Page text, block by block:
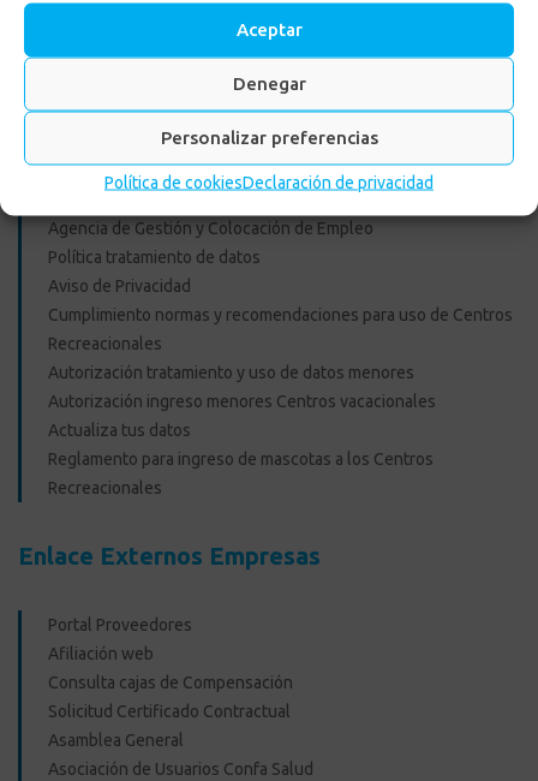
Aceptar
Denegar
Personalizar preferencias
Política de cookiesDeclaración de privacidad
Enlaces Externos Personas
PQRSF: tu opinión es importante
Asopagos
Agencia de Gestión y Colocación de Empleo
Política tratamiento de datos
Aviso de Privacidad
Cumplimiento normas y recomendaciones para uso de Centros
Recreacionales
Autorización tratamiento y uso de datos menores
Autorización ingreso menores Centros vacacionales
Actualiza tus datos
Reglamento para ingreso de mascotas a los Centros
Recreacionales
Enlace Externos Empresas
Portal Proveedores
Afiliación web
Consulta cajas de Compensación
Solicitud Certificado Contractual
Asamblea General
Asociación de Usuarios Confa Salud